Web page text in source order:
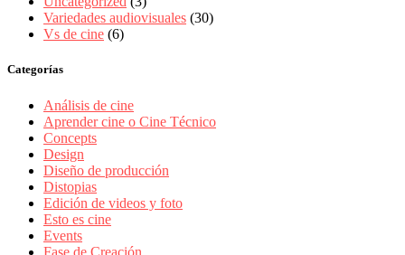
Variedades audiovisuales (30)
Vs de cine (6)
Categorías
Análisis de cine
Aprender cine o Cine Técnico
Concepts
Design
Diseño de producción
Distopias
Edición de videos y foto
Esto es cine
Events
Fase de Creación